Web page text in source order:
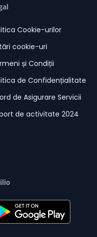
Cookie-urilor
cookie-uri
și Condiții
de Confidențialitate
de Asigurare Servicii
de activitate 2024